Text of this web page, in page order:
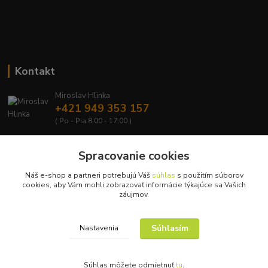
Kontakt
Miroslav Hlinka
+421 949 353 157
( Po - Pia 8:00 - 17:00 )
Upravit sběr cookies.
© Copyright 2015 – 2026
Spracovanie cookies
Náš e-shop a partneri potrebujú Váš súhlas s použitím súborov
cookies, aby Vám mohli zobrazovať informácie týkajúce sa Vašich
záujmov.
Nastavenia Súhlasím
Súhlas môžete odmietnuťtu.